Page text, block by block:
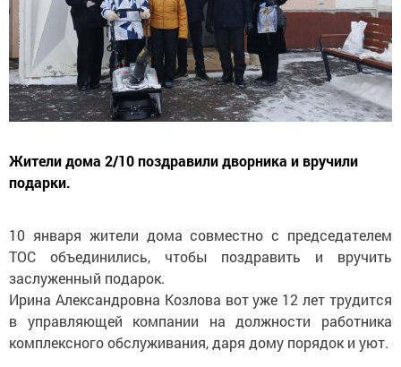
Жители дома 2/10 поздравили дворника и вручили
подарки.
10 января жители дома совместно с председателем
ТОС объединились, чтобы поздравить и вручить
заслуженный подарок.
Ирина Александровна Козлова вот уже 12 лет трудится
в управляющей компании на должности работника
комплексного обслуживания, даря дому порядок и уют.